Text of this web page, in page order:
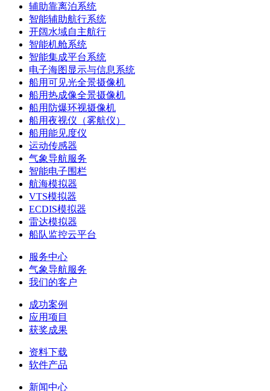
辅助靠离泊系统
智能辅助航行系统
开阔水域自主航行
智能机舱系统
智能集成平台系统
电子海图显示与信息系统
船用可见光全景摄像机
船用热成像全景摄像机
船用防爆环视摄像机
船用夜视仪（雾航仪）
船用能见度仪
运动传感器
气象导航服务
智能电子围栏
航海模拟器
VTS模拟器
ECDIS模拟器
雷达模拟器
船队监控云平台
服务中心
气象导航服务
我们的客户
成功案例
应用项目
获奖成果
资料下载
软件产品
新闻中心